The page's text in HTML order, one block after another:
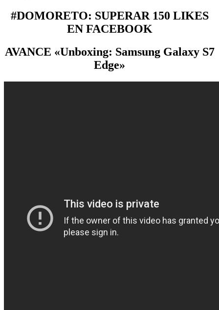
#DOMORETO: SUPERAR 150 LIKES
EN FACEBOOK
AVANCE «Unboxing: Samsung Galaxy S7
Edge»